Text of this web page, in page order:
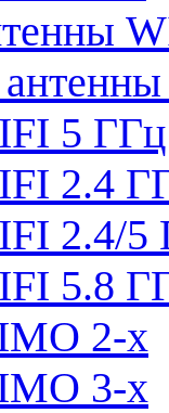
5 ГГц
2.4
2.4/5
5.8
2-x
3-x